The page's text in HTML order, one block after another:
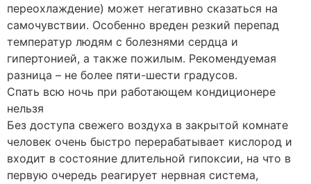
переохлаждение) может негативно сказаться на
самочувствии. Особенно вреден резкий перепад
температур людям с болезнями сердца и
гипертонией, а также пожилым. Рекомендуемая
разница – не более пяти-шести градусов.
Спать всю ночь при работающем кондиционере
нельзя
Без доступа свежего воздуха в закрытой комнате
человек очень быстро перерабатывает кислород и
входит в состояние длительной гипоксии, на что в
первую очередь реагирует нервная система,